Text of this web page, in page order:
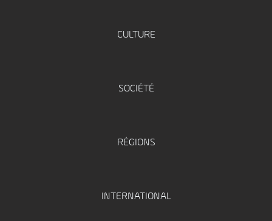
CULTURE
SOCIÉTÉ
RÉGIONS
INTERNATIONAL